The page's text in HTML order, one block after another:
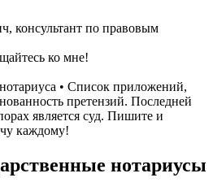
консультант по правовым
ко мне!
• Список приложений,
претензий. Последней
является суд. Пишите и
каждому!
нотариусы